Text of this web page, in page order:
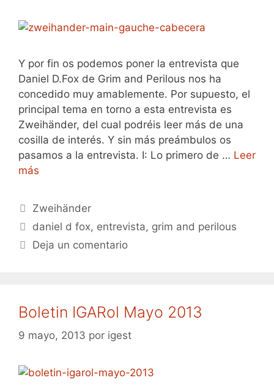
Y por fin os podemos poner la entrevista que
Daniel D.Fox de Grim and Perilous nos ha
concedido muy amablemente. Por supuesto, el
principal tema en torno a esta entrevista es
Zweihänder, del cual podréis leer más de una
cosilla de interés. Y sin más preámbulos os
pasamos a la entrevista. I: Lo primero de … Leer
más
Categorías
Zweihänder
Etiquetas
daniel d fox, entrevista, grim and perilous
Deja un comentario
Boletin IGARol Mayo 2013
9 mayo, 2013 por igest